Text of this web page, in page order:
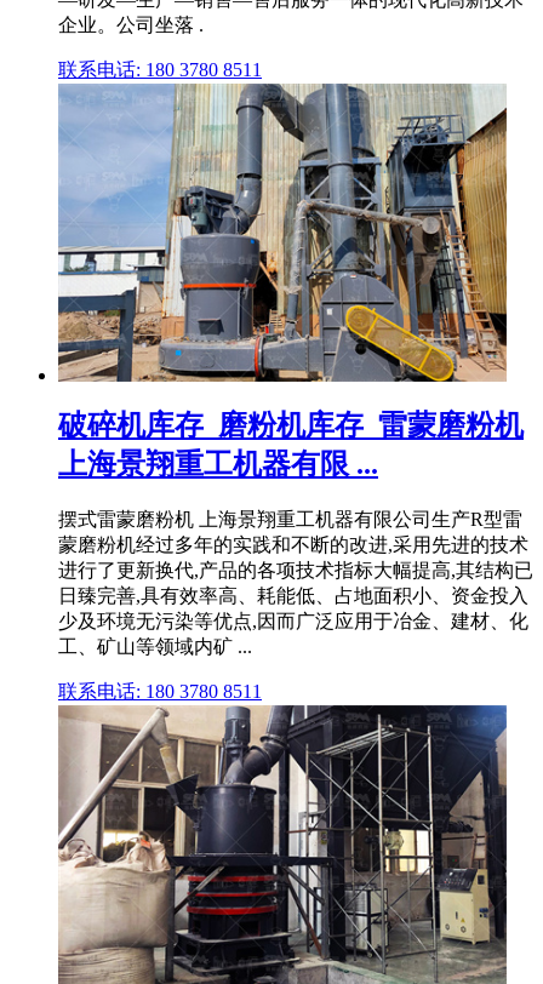
企业。公司坐落 .
联系电话: 180 3780 8511
破碎机库存_磨粉机库存_雷蒙磨粉机
上海景翔重工机器有限 ...
摆式雷蒙磨粉机 上海景翔重工机器有限公司生产R型雷
蒙磨粉机经过多年的实践和不断的改进,采用先进的技术
进行了更新换代,产品的各项技术指标大幅提高,其结构已
日臻完善,具有效率高、耗能低、占地面积小、资金投入
少及环境无污染等优点,因而广泛应用于冶金、建材、化
工、矿山等领域内矿 ...
联系电话: 180 3780 8511